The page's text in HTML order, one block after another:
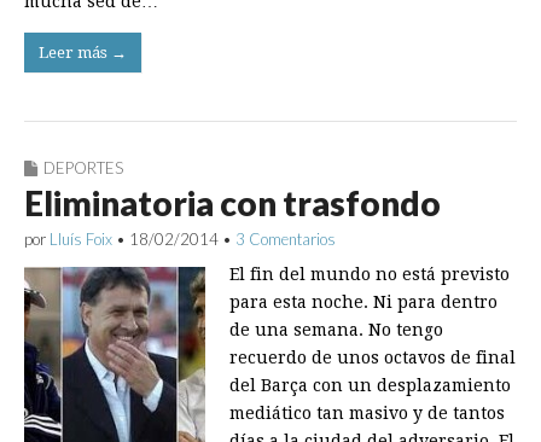
Leer más →
DEPORTES
Eliminatoria con trasfondo
por Lluís Foix • 18/02/2014 • 3 Comentarios
El fin del mundo no está previsto
para esta noche. Ni para dentro
de una semana. No tengo
recuerdo de unos octavos de final
del Barça con un desplazamiento
mediático tan masivo y de tantos